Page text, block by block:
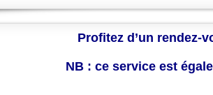
Profitez d’un rendez-
NB : ce service est